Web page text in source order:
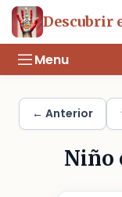
Descubrir
Menu
← Anterior
Niño